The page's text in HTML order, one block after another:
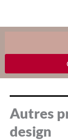
Autres
design